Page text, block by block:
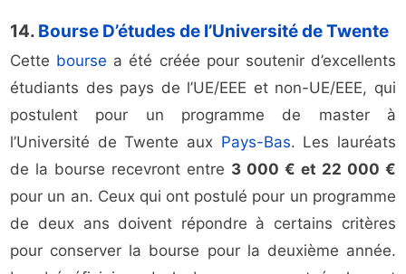
14. Bourse D’études de l’Université de Twente
Cette bourse a été créée pour soutenir d’excellents
étudiants des pays de l’UE/EEE et non-UE/EEE, qui
postulent pour un programme de master à
l’Université de Twente aux Pays-Bas. Les lauréats
de la bourse recevront entre 3 000 € et 22 000 €
pour un an. Ceux qui ont postulé pour un programme
de deux ans doivent répondre à certains critères
pour conserver la bourse pour la deuxième année.